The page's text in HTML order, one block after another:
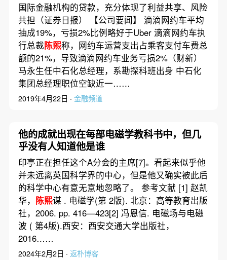
国际金融机构的贷款，充分体现了利益共享、风险
共担（证券日报） 【公司要闻】 滴滴网约车平均
抽成19%，亏损2%比例略好于Uber 滴滴网约车执
行总裁陈熙称，网约车运营支出占乘客支付车费总
额的21%，导致滴滴网约车业务亏损2%（财新）
马永生任中石化总经理，系勘探科班出身 中石化
集团总经理职位空缺近一……
2019年4月22日 · 金融频道
他的成就出现在每部电磁学教科书中，但几
乎没有人知道他是谁
印亭正在担任这个A分会的主席[7]。看起来似乎他
并未远离英国科学界的中心，但是他又确实被此后
的科学中心有意无意地忽略了。 参考文献 [1] 赵凯
华， 陈熙谋 . 电磁学(第 2版). 北京：高等教育出版
社，2006. pp. 416—423[2] 冯恩信. 电磁场与电磁
波 ( 第4版).西安：西安交通大学出版社，
2016……
2024年2月2日 · 返朴博客